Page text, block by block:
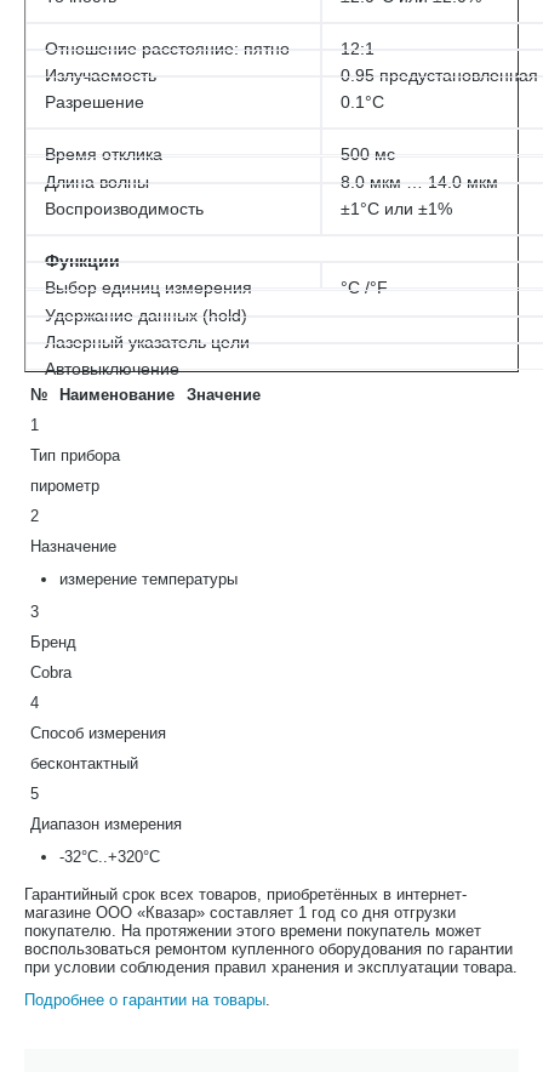
Отношение расстояние: пятно
12:1
Излучаемость
0.95 предустановленная
Разрешение
0.1°С
Время отклика
500 мс
Длина волны
8.0 мкм … 14.0 мкм
Воспроизводимость
±1°С или ±1%
Функции
Выбор единиц измерения
°С /°F
Удержание данных (hold)
Лазерный указатель цели
Автовыключение
№ Наименование
Значение
1
Тип прибора
пирометр
2
Назначение
измерение температуры
3
Бренд
Cobra
4
Способ измерения
бесконтактный
5
Диапазон измерения
-32°С..+320°С
Гарантийный срок всех товаров, приобретённых в интернет-
магазине ООО «Квазар» составляет 1 год со дня отгрузки
покупателю. На протяжении этого времени покупатель может
воспользоваться ремонтом купленного оборудования по гарантии
при условии соблюдения правил хранения и эксплуатации товара.
Подробнее о гарантии на товары